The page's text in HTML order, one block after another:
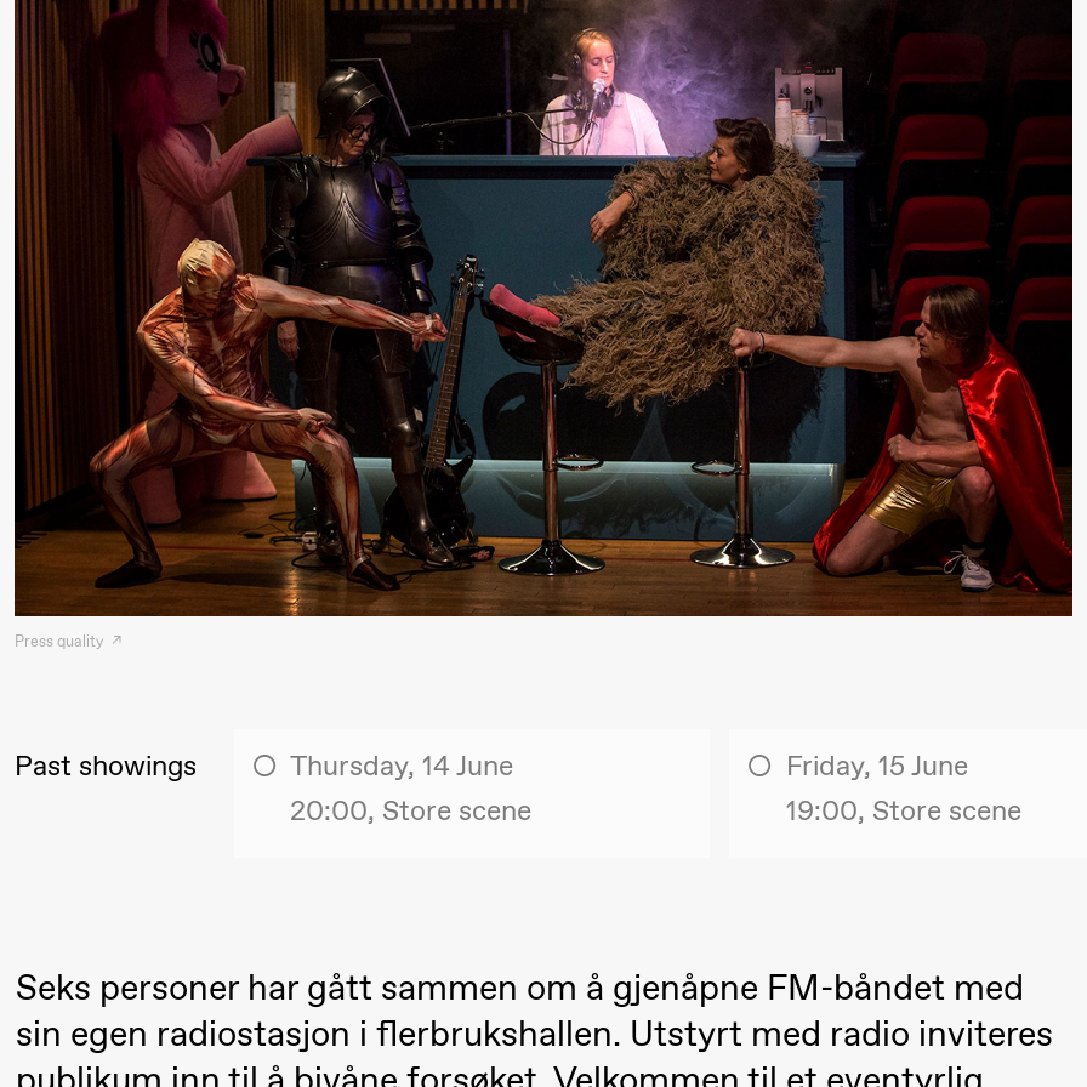
Roll and
Mohamed
Mohamed
Male
Fantasies
Saturday, 22 August
19:00
Pia Maria
Roll and
Mohamed
Mohamed
Male
Fantasies
Lille scene (Black Box teater)
Thursday, 27 August
Mohamed
19:00 Pia Maria
Roll and
Lille scene (Black Box teater)
20.–29. august 2026
❶ Premiere
28.–29. august 2026
Boglárka Börcsök
Press quality
Past showings
Thursday, 14 June
20:00, Store scene
Friday, 15 June
19:00, Store scene
Seks personer har gått sammen om å gjenåpne FM-båndet med
sin egen radiostasjon i flerbrukshallen. Utstyrt med radio inviteres